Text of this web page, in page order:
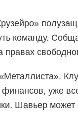
команду.
правах
уже
Шавьер может